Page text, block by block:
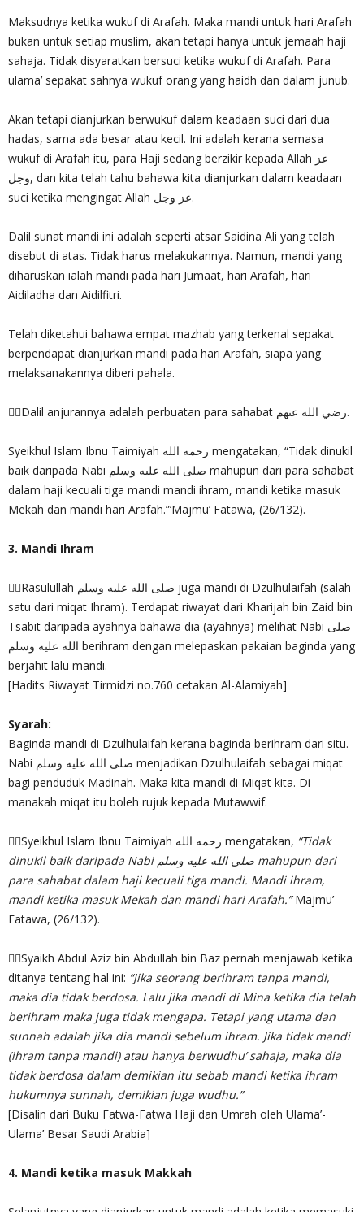
Maksudnya ketika wukuf di Arafah. Maka mandi untuk hari Arafah
bukan untuk setiap muslim, akan tetapi hanya untuk jemaah haji
sahaja. Tidak disyaratkan bersuci ketika wukuf di Arafah. Para
ulama’ sepakat sahnya wukuf orang yang haidh dan dalam junub.
Akan tetapi dianjurkan berwukuf dalam keadaan suci dari dua
hadas, sama ada besar atau kecil. Ini adalah kerana semasa
wukuf di Arafah itu, para Haji sedang berzikir kepada Allah عز
وجل, dan kita telah tahu bahawa kita dianjurkan dalam keadaan
suci ketika mengingat Allah عز وجل.
Dalil sunat mandi ini adalah seperti atsar Saidina Ali yang telah
disebut di atas. Tidak harus melakukannya. Namun, mandi yang
diharuskan ialah mandi pada hari Jumaat, hari Arafah, hari
Aidiladha dan Aidilfitri.
Telah diketahui bahawa empat mazhab yang terkenal sepakat
berpendapat dianjurkan mandi pada hari Arafah, siapa yang
melaksanakannya diberi pahala.
✍🏻Dalil anjurannya adalah perbuatan para sahabat رضي الله عنهم.
Syeikhul Islam Ibnu Taimiyah رحمه الله mengatakan, “Tidak dinukil
baik daripada Nabi صلى الله عليه وسلم mahupun dari para sahabat
dalam haji kecuali tiga mandi mandi ihram, mandi ketika masuk
Mekah dan mandi hari Arafah.”‘Majmu’ Fatawa, (26/132).
3. Mandi Ihram
✍🏻Rasulullah صلى الله عليه وسلم juga mandi di Dzulhulaifah (salah
satu dari miqat Ihram). Terdapat riwayat dari Kharijah bin Zaid bin
Tsabit daripada ayahnya bahawa dia (ayahnya) melihat Nabi صلى
الله عليه وسلم berihram dengan melepaskan pakaian baginda yang
berjahit lalu mandi.
[Hadits Riwayat Tirmidzi no.760 cetakan Al-Alamiyah]
Syarah:
Baginda mandi di Dzulhulaifah kerana baginda berihram dari situ.
Nabi صلى الله عليه وسلم menjadikan Dzulhulaifah sebagai miqat
bagi penduduk Madinah. Maka kita mandi di Miqat kita. Di
manakah miqat itu boleh rujuk kepada Mutawwif.
✍🏻Syeikhul Islam Ibnu Taimiyah رحمه الله mengatakan, “Tidak
dinukil baik daripada Nabi صلى الله عليه وسلم mahupun dari
para sahabat dalam haji kecuali tiga mandi. Mandi ihram,
mandi ketika masuk Mekah dan mandi hari Arafah.”Majmu’
Fatawa, (26/132).
✍🏻Syaikh Abdul Aziz bin Abdullah bin Baz pernah menjawab ketika
ditanya tentang hal ini: “Jika seorang berihram tanpa mandi,
maka dia tidak berdosa. Lalu jika mandi di Mina ketika dia telah
berihram maka juga tidak mengapa. Tetapi yang utama dan
sunnah adalah jika dia mandi sebelum ihram. Jika tidak mandi
(ihram tanpa mandi) atau hanya berwudhu’ sahaja, maka dia
tidak berdosa dalam demikian itu sebab mandi ketika ihram
hukumnya sunnah, demikian juga wudhu.”
[Disalin dari Buku Fatwa-Fatwa Haji dan Umrah oleh Ulama’-
Ulama’ Besar Saudi Arabia]
4. Mandi ketika masuk Makkah